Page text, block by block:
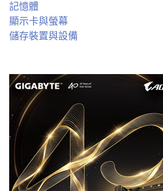
記憶體
顯示卡與螢幕
儲存裝置與設備